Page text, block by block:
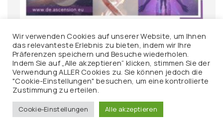
Kosmische Energiebarometer – Energie-
Downloads- Aufstiegs-Symptome
Wir verwenden Cookies auf unserer Website, um Ihnen
das relevanteste Erlebnis zu bieten, indem wir Ihre
Präferenzen speichern und Besuche wiederholen.
Indem Sie auf „Alle akzeptieren“ klicken, stimmen Sie der
Verwendung ALLER Cookies zu. Sie können jedoch die
"Cookie-Einstellungen" besuchen, um eine kontrollierte
Zustimmung zu erteilen.
Cookie-Einstellungen Alle akzeptieren